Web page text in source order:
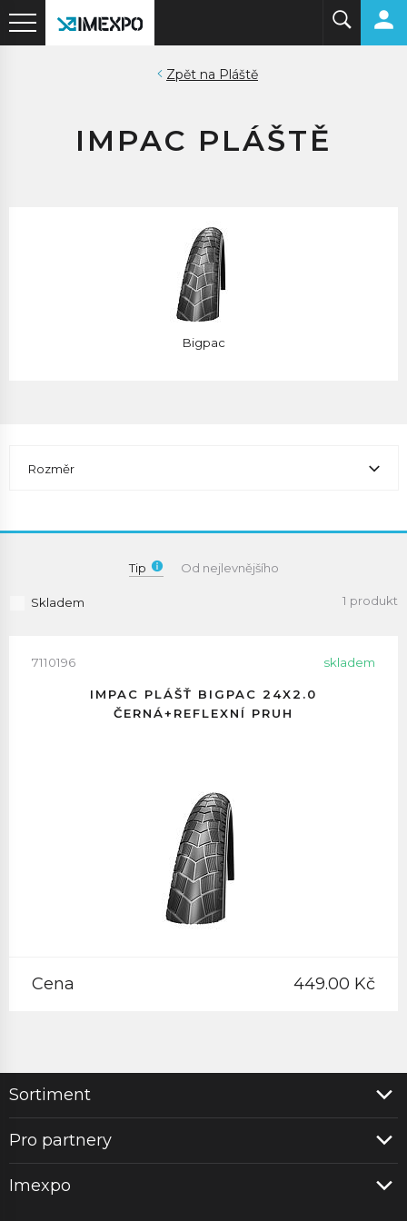
Pláště
IMPAC PLÁŠTĚ
Bigpac
Rozměr
Tip Od nejlevnějšího
Skladem 1 produkt
7110196 skladem
IMPAC PLÁŠŤ BIGPAC 24X2.0
ČERNÁ+REFLEXNÍ PRUH
Cena 449.00 Kč
Sortiment
Pro partnery
Imexpo